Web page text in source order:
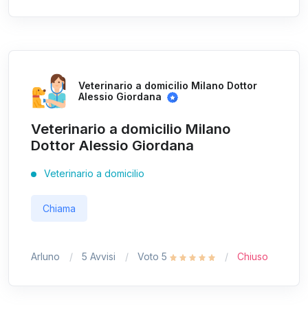
Veterinario a domicilio Milano Dottor
Alessio Giordana
Veterinario a domicilio Milano
Dottor Alessio Giordana
Veterinario a domicilio
Chiama
Arluno 5 Avvisi Voto 5 Chiuso